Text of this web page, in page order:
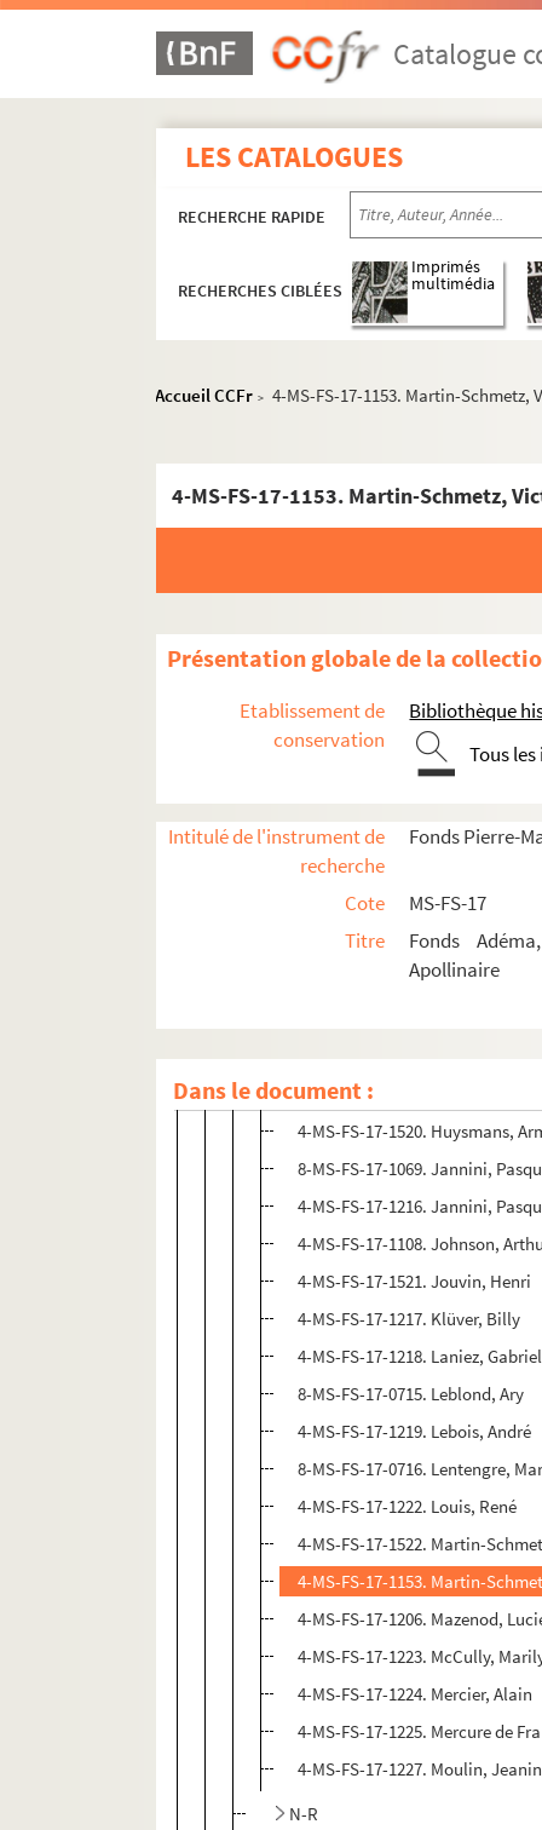
Catalogue
LES CATALOGUES
RECHERCHE RAPIDE
RECHERCHES CIBLÉES
Imprimés
multimédia
Accueil CCFr > 4-MS-FS-17-1153. Martin-Schmetz,
4-MS-FS-17-1153. Martin-Schmetz,
Présentation globale de la
Etablissement de
conservation
Bibliothèque
Tous
Intitulé de l'instrument de
recherche
Fonds Pierre-
Cote
MS-FS-17
Titre
Fonds
Apollinaire
Dans le document :
Pierre-Marcel Adéma
Collection
Lettres de Pierre-Marcel Adéma
Lettres à Pierre-Marcel Adéma
4-MS-FS-17-1214. Hubert,
4-MS-FS-17-1520. Huysmans,
8-MS-FS-17-1069. Jannini,
4-MS-FS-17-1216. Jannini,
4-MS-FS-17-1108. Johnson,
4-MS-FS-17-1521. Jouvin, Henri
4-MS-FS-17-1217. Klüver, Billy
4-MS-FS-17-1218. Laniez, Gabriel
8-MS-FS-17-0715. Leblond, Ary
4-MS-FS-17-1219. Lebois, André
8-MS-FS-17-0716. Lentengre,
4-MS-FS-17-1222. Louis, René
4-MS-FS-17-1522. Martin-
4-MS-FS-17-1153. Martin-
4-MS-FS-17-1206. Mazenod,
4-MS-FS-17-1223. McCully,
4-MS-FS-17-1224. Mercier, Alain
4-MS-FS-17-1225. Mercure de
4-MS-FS-17-1227. Moulin,
N-R